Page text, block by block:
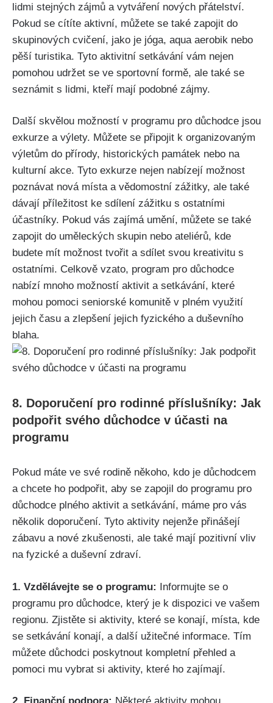
lidmi stejných zájmů a vytváření nových přátelství.
Pokud se ⁤cítíte aktivní, můžete se také zapojit do
skupinových cvičení, jako je jóga, aqua aerobik nebo
pěší turistika. Tyto aktivitní‌ setkávání vám nejen
pomohou udržet se ve sportovní formě, ale také se
seznámit s lidmi, kteří mají podobné zájmy.
Další skvělou možností v programu pro důchodce‌ jsou
exkurze a výlety.‌ Můžete se připojit k organizovaným
výletům ⁤do‌ přírody, historických památek nebo na​
kulturní ‌akce. Tyto exkurze nejen nabízejí možnost
poznávat nová ‌místa ⁢a vědomostní zážitky, ale‌ také
dávají příležitost ke sdílení zážitku s ostatními
účastníky. Pokud vás ​zajímá umění, můžete se také
zapojit do uměleckých skupin⁤ nebo ateliérů, kde
budete mít možnost ⁤tvořit a sdílet svou⁢ kreativitu s
ostatními. Celkově vzato, program pro důchodce
nabízí ⁤mnoho možností aktivit a setkávání, které
mohou ​pomoci seniorské ‌komunitě v plném využití
jejich času a zlepšení jejich fyzického a ⁣duševního
blaha.
8. Doporučení pro rodinné příslušníky: Jak
podpořit svého důchodce v účasti na
programu
Pokud máte ve své rodině někoho, kdo je důchodcem
a chcete⁣ ho podpořit, aby se zapojil do programu pro
důchodce plného aktivit a setkávání, máme pro ‌vás
několik doporučení. Tyto aktivity ​nejenže přinášejí
zábavu a nové zkušenosti, ale také​ mají pozitivní vliv
na fyzické a duševní zdraví.
1. Vzdělávejte se o programu: Informujte se o
programu pro​ důchodce, který je k dispozici ve vašem
⁤regionu. Zjistěte si aktivity, které se ⁤konají,​ místa, kde
se setkávání konají, a další užitečné informace. Tím
můžete důchodci ⁣poskytnout kompletní přehled a
pomoci mu vybrat si aktivity, které ⁢ho zajímají.